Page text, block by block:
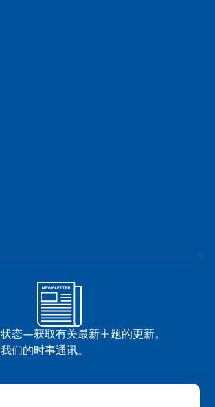
态—获取有关最新主题的更新。
们的时事通讯。